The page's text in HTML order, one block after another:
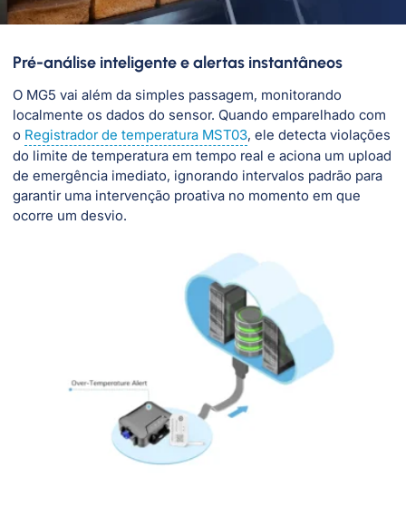
Pré-análise inteligente e alertas instantâneos
O MG5 vai além da simples passagem, monitorando
localmente os dados do sensor. Quando emparelhado com
o Registrador de temperatura MST03, ele detecta violações
do limite de temperatura em tempo real e aciona um upload
de emergência imediato, ignorando intervalos padrão para
garantir uma intervenção proativa no momento em que
ocorre um desvio.